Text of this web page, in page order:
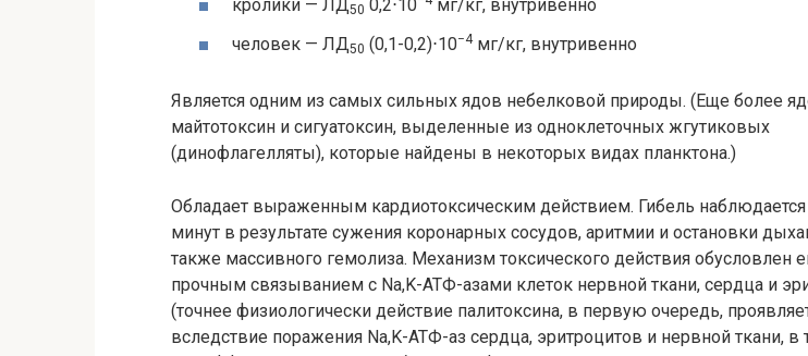
кролики — ЛД50 0,2⋅10
мг/кг, внутривенно
человек — ЛД50 (0,1-0,2)⋅10−4мг/кг, внутривенно
Является одним из самых сильных ядов небелковой природы. (Еще более
майтотоксин и сигуатоксин, выделенные из одноклеточных жгутиковых
(динофлагелляты), которые найдены в некоторых видах планктона.)
Обладает выраженным кардиотоксическим действием. Гибель наблюдается
минут в результате сужения коронарных сосудов, аритмии и остановки
также массивного гемолиза. Механизм токсического действия обусловлен
прочным связыванием с Na,K-АТФ-азами клеток нервной ткани, сердца и
(точнее физиологически действие палитоксина, в первую очередь,
вследствие поражения Na,K-АТФ-аз сердца, эритроцитов и нервной ткани, в